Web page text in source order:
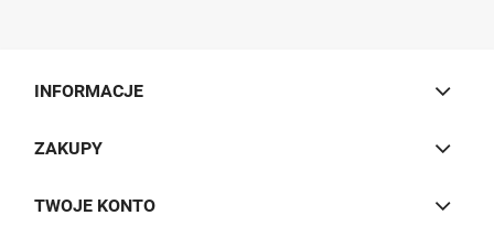
INFORMACJE
ZAKUPY
TWOJE KONTO